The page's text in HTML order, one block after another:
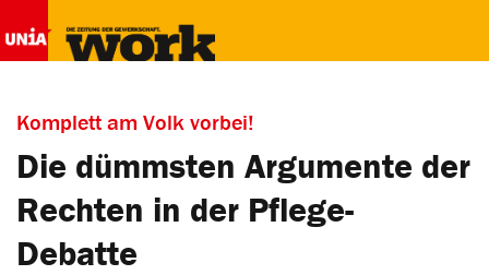
Komplett am Volk vorbei!
Die dümmsten Argumente der
Rechten in der Pflege-
Debatte